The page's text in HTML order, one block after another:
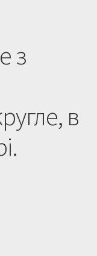
з
в